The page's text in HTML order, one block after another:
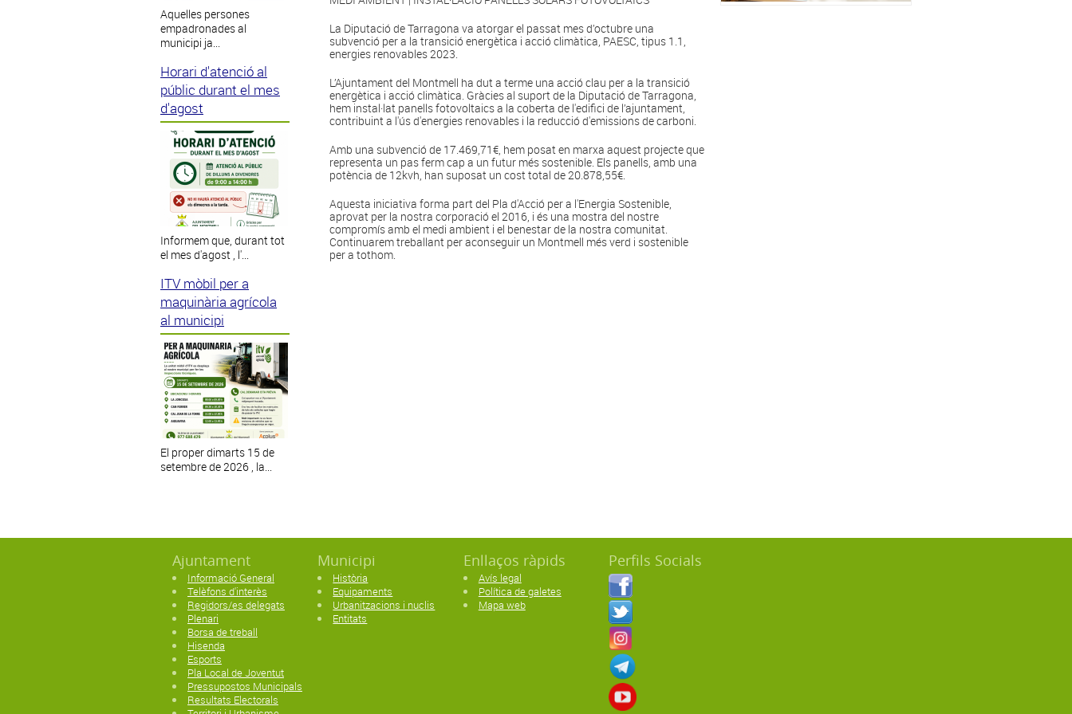
Aquelles persones
empadronades al
municipi ja...
Horari d'atenció al
públic durant el mes
d'agost
Informem que, durant tot
el mes d'agost , l'...
ITV mòbil per a
maquinària agrícola
al municipi
El proper dimarts 15 de
setembre de 2026 , la...
La Diputació de Tarragona va atorgar el passat mes d’octubre una
subvenció per a la transició energètica i acció climàtica, PAESC, tipus 1.1,
energies renovables 2023.
L’Ajuntament del Montmell ha dut a terme una acció clau per a la transició
energètica i acció climàtica. Gràcies al suport de la Diputació de Tarragona,
hem instal·lat panells fotovoltaics a la coberta de l'edifici de l’ajuntament,
contribuint a l'ús d'energies renovables i la reducció d'emissions de carboni.
Amb una subvenció de 17.469,71€, hem posat en marxa aquest projecte que
representa un pas ferm cap a un futur més sostenible. Els panells, amb una
potència de 12kvh, han suposat un cost total de 20.878,55€.
Aquesta iniciativa forma part del Pla d'Acció per a l'Energia Sostenible,
aprovat per la nostra corporació el 2016, i és una mostra del nostre
compromís amb el medi ambient i el benestar de la nostra comunitat.
Continuarem treballant per aconseguir un Montmell més verd i sostenible
per a tothom.
Ajuntament
Informació General
Telèfons d'interès
Regidors/es delegats
Plenari
Borsa de treball
Hisenda
Esports
Pla Local de Joventut
Pressupostos Municipals
Resultats Electorals
Municipi
Història
Equipaments
Urbanitzacions i nuclis
Entitats
Enllaços ràpids
Avís legal
Política de galetes
Mapa web
Perfils Socials